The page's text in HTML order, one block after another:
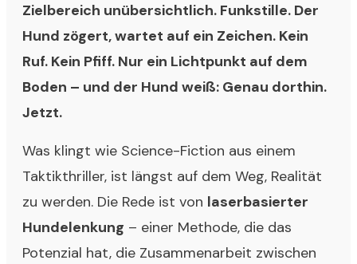
Zielbereich unübersichtlich. Funkstille. Der
Hund zögert, wartet auf ein Zeichen. Kein
Ruf. Kein Pfiff. Nur ein Lichtpunkt auf dem
Boden – und der Hund weiß: Genau dorthin.
Jetzt.
Was klingt wie Science-Fiction aus einem
Taktikthriller, ist längst auf dem Weg, Realität
zu werden. Die Rede ist von laserbasierter
Hundelenkung – einer Methode, die das
Potenzial hat, die Zusammenarbeit zwischen